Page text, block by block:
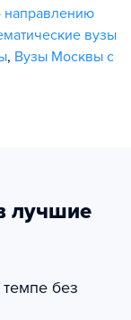
вузы
, Вузы Москвы с
лучшие
без